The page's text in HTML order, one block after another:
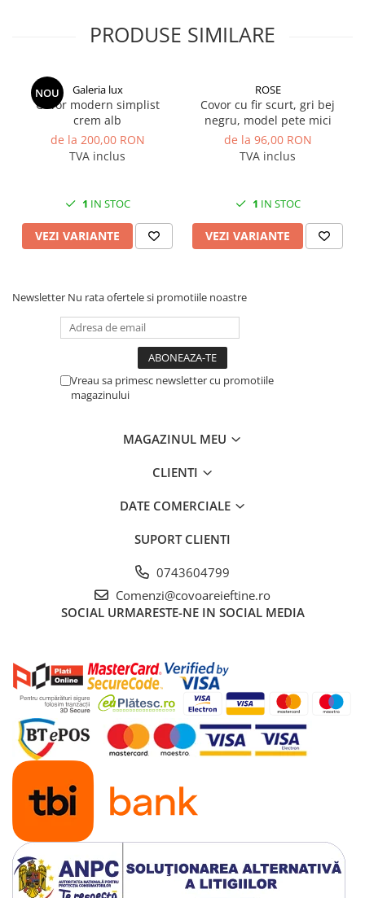
PRODUSE SIMILARE
NOU Galeria lux
Covor modern simplist
crem alb
de la 200,00 RON
TVA inclus
1 IN STOC
VEZI VARIANTE
ROSE
Covor cu fir scurt, gri bej
negru, model pete mici
de la 96,00 RON
TVA inclus
1 IN STOC
VEZI VARIANTE
Newsletter Nu rata ofertele si promotiile noastre
Vreau sa primesc newsletter cu promotiile
magazinului
MAGAZINUL MEU
CLIENTI
DATE COMERCIALE
SUPORT CLIENTI
0743604799
Comenzi@covoareieftine.ro
SOCIAL URMARESTE-NE IN SOCIAL MEDIA